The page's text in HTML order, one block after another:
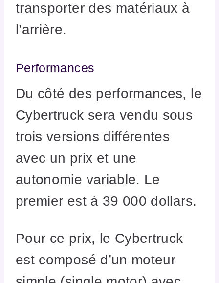
transporter des matériaux à
l’arrière.
Performances
Du côté des performances, le
Cybertruck sera vendu sous
trois versions différentes
avec un prix et une
autonomie variable. Le
premier est à 39 000 dollars.
Pour ce prix, le Cybertruck
est composé d’un moteur